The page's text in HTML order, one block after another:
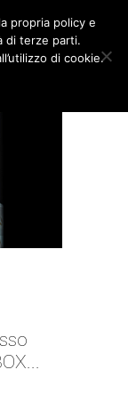
propria policy e
di terze parti.
di cookie.